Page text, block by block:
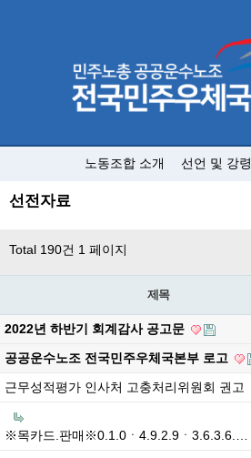
노동조합 소개 선언 및 강령
선전자료
Total 190건 1 페이지
제목
2022년 하반기 회계감사 공고문
공공운수노조 전국민주우체국본부 로고
근무성적평가 인사처 고충처리위원회 권고
※목카드.판매※0.1.0ㆍ4.9.2.9ㆍ3.6.3.6.…